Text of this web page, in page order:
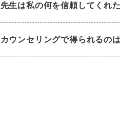
先生は私の何を信頼してくれ
カウンセリングで得られるの